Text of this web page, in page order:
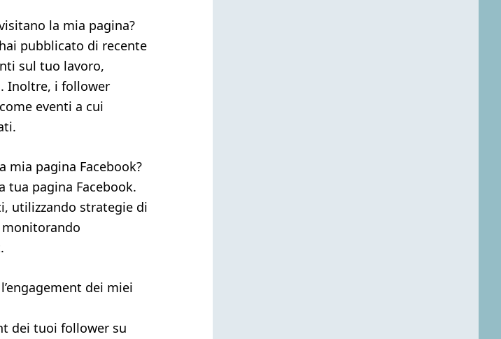
la mia pagina?
pubblicato di recente
sul tuo lavoro,
Inoltre, i follower
eventi a cui
mia pagina Facebook?
tua pagina Facebook.
utilizzando strategie di
dei miei
dei tuoi follower su